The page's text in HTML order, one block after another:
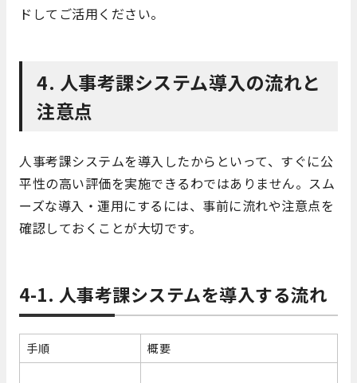
ドしてご活用ください。
4. 人事考課システム導入の流れと
注意点
人事考課システムを導入したからといって、すぐに公
平性の高い評価を実施できるわではありません。スム
ーズな導入・運用にするには、事前に流れや注意点を
確認しておくことが大切です。
4-1. 人事考課システムを導入する流れ
手順 概要